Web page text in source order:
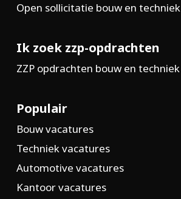
Open sollicitatie bouw en techniek
Ik zoek zzp-opdrachten
ZZP opdrachten bouw en techniek
Populair
Bouw vacatures
Techniek vacatures
Automotive vacatures
Kantoor vacatures